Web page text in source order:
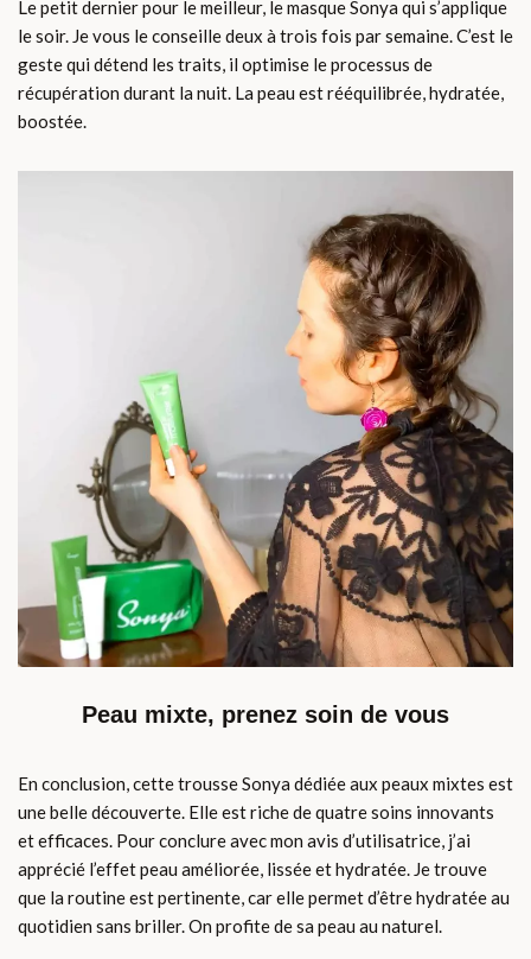
Le petit dernier pour le meilleur, le masque Sonya qui s’applique
le soir. Je vous le conseille deux à trois fois par semaine. C’est le
geste qui détend les traits, il optimise le processus de
récupération durant la nuit. La peau est rééquilibrée, hydratée,
boostée.
Peau mixte, prenez soin de vous
En conclusion, cette trousse Sonya dédiée aux peaux mixtes est
une belle découverte. Elle est riche de quatre soins innovants
et efficaces. Pour conclure avec mon avis d’utilisatrice, j’ai
apprécié l’effet peau améliorée, lissée et hydratée. Je trouve
que la routine est pertinente, car elle permet d’être hydratée au
quotidien sans briller. On profite de sa peau au naturel.